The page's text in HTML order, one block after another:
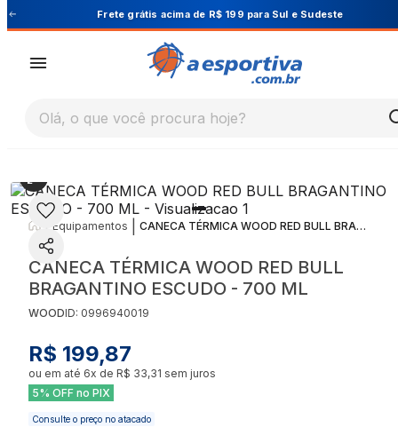
Cupom PRIMEIRA10 para 10% OFF na 1ª
Olá, o que você procura hoje?
Equipamentos CANECA TÉRMICA WOOD RED BULL BRAGANTINO ESCUDO - 700 ML
CANECA TÉRMICA WOOD RED BULL
BRAGANTINO ESCUDO - 700 ML
WOODID: 0996940019
R$ 199,87
ou em até 6x de R$ 33,31 sem juros
5% OFF no PIX
Consulte o preço no atacado